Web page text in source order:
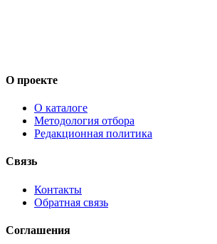
О проекте
О каталоге
Методология отбора
Редакционная политика
Связь
Контакты
Обратная связь
Соглашения